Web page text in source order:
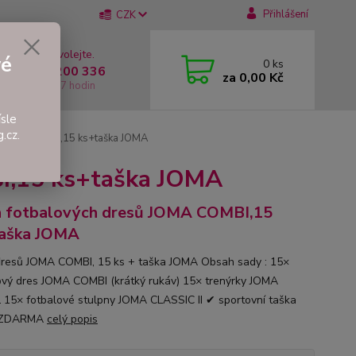
CZK Přihlášení
si rady? Zavolejte.
737 200 336
Pátek: 8 - 17 hodin
0 ks
za 0,00 Kč
COMBI,15 ks+taška JOMA
ks+taška JOMA
fotbalových dresů JOMA COMBI,15
JOMA
JOMA COMBI, 15 ks + taška JOMA Obsah sady : 15×
dres JOMA COMBI (krátký rukáv) 15× trenýrky JOMA
15× fotbalové stulpny JOMA CLASSIC II ✔ sportovní taška
celý popis